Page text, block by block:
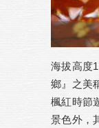
海拔高度
鄉』之美
楓紅時節
景色外，